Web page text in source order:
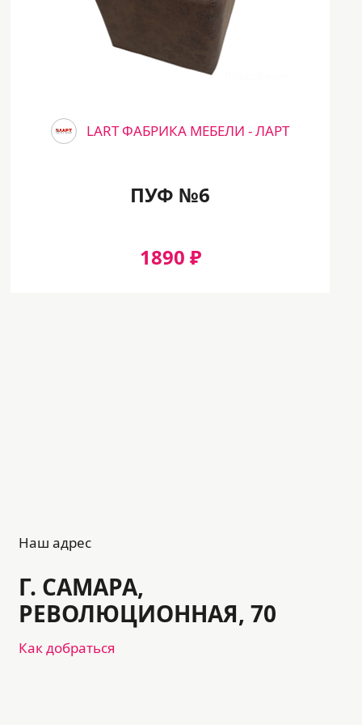
LART ФАБРИКА МЕБЕЛИ - ЛАРТ
ПУФ №6
1890 ₽
Наш адрес
Г. САМАРА,
РЕВОЛЮЦИОННАЯ, 70
Как добраться